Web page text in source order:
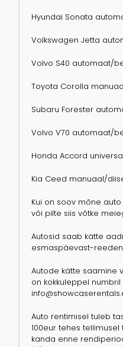
Hyundai Sonata
Volkswagen Jetta
Volvo S40 automaat/
Toyota Corolla
Subaru Forester
Volvo V70 automaat/
Honda Accord
Kia Ceed manuaal/
Kui on soov mõne
või pilte siis võtke
Autosid saab kätte
esmaspäevast-
Autode kätte saamine
on kokkuleppel
Auto rentimisel tuleb
100eur tehes
kanda enne